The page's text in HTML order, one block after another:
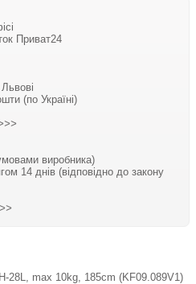
Приват24
(по Україні)
виробника)
14 днів (відповідно до закону
28L, max 10kg, 185cm (KF09.089V1)